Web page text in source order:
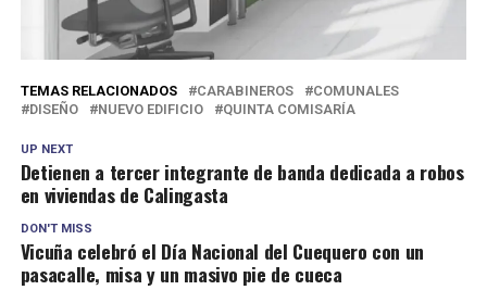
TEMAS RELACIONADOS CARABINEROS
COMUNALES
DISEÑO
NUEVO EDIFICIO QUINTA COMISARÍA
UP NEXT
Detienen a tercer integrante de banda dedicada a robos
en viviendas de Calingasta
DON'T MISS
Vicuña celebró el Día Nacional del Cuequero con un
pasacalle, misa y un masivo pie de cueca